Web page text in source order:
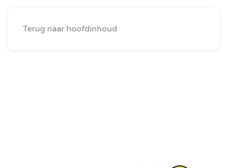
Terug naar hoofdinhoud
Menu